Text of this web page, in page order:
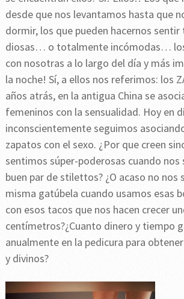
desde que nos levantamos hasta que
dormir, los que pueden hacernos
diosas… o totalmente incómodas…
con nosotras a lo largo del día y más
la noche! Sí, a ellos nos referimos: los
años atrás, en la antigua China se
femeninos con la sensualidad. Hoy en
inconscientemente seguimos
zapatos con el sexo. ¿Por que creen
sentimos súper-poderosas cuando nos
buen par de stilettos? ¿O acaso no nos
misma gatúbela cuando usamos esas
con esos tacos que nos hacen crecer
centímetros?¿Cuanto dinero y tiempo
anualmente en la pedicura para
y divinos?